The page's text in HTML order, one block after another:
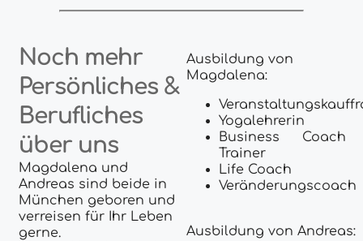
Noch mehr
Persönliches &
Berufliches
über uns
Magdalena und
Andreas sind beide in
München geboren und
verreisen für Ihr Leben
gerne.
Ausbildung von
Magdalena:
Yogalehrerin
Business Coach
Trainer
Life Coach
Veränderungscoach
Ausbildung von Andreas: